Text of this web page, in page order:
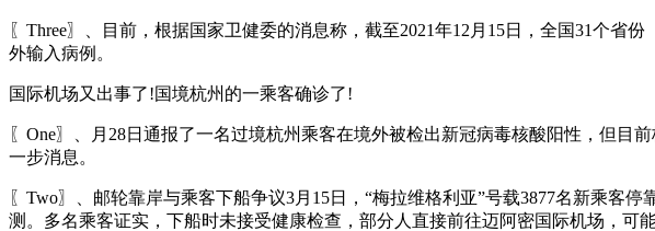
〖Three〗、目前，根据国家卫健委的消息称，截至2021年12月15日，全国31个省
外输入病例。
国际机场又出事了!国境杭州的一乘客确诊了!
〖One〗、月28日通报了一名过境杭州乘客在境外被检出新冠病毒核酸阳性，但
一步消息。
〖Two〗、邮轮靠岸与乘客下船争议3月15日，“梅拉维格利亚”号载3877名新乘客
测。多名乘客证实，下船时未接受健康检查，部分人直接前往迈阿密国际机场，可